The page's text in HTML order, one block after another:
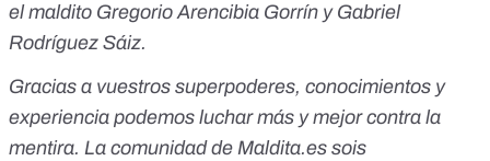
el maldito Gregorio Arencibia Gorrín y Gabriel
Rodríguez Sáiz.
Gracias a vuestros superpoderes, conocimientos y
experiencia podemos luchar más y mejor contra la
mentira. La comunidad de Maldita.es sois